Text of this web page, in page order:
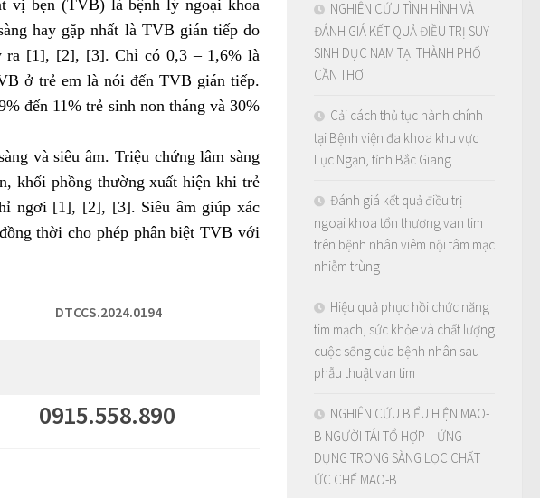
vị bẹn (TVB) là bệnh lý ngoại khoa
hay gặp nhất là TVB gián tiếp do
ra [1], [2], [3]. Chỉ có 0,3 – 1,6% là
ở trẻ em là nói đến TVB gián tiếp.
đến 11% trẻ sinh non tháng và 30%
và siêu âm. Triệu chứng lâm sàng
khối phồng thường xuất hiện khi trẻ
ngơi [1], [2], [3]. Siêu âm giúp xác
thời cho phép phân biệt TVB với
DTCCS.2024.0194
0915.558.890
NGHIÊN CỨU TÌNH HÌNH VÀ
ĐÁNH GIÁ KẾT QUẢ ĐIỀU TRỊ SUY
SINH DỤC NAM TẠI THÀNH PHỐ
CẦN THƠ
Cải cách thủ tục hành chính
tại Bệnh viện đa khoa khu vực
Lục Ngạn, tỉnh Bắc Giang
Đánh giá kết quả điều trị
ngoại khoa tổn thương van tim
trên bệnh nhân viêm nội tâm mạc
nhiễm trùng
Hiệu quả phục hồi chức năng
tim mạch, sức khỏe và chất lượng
cuộc sống của bệnh nhân sau
phẫu thuật van tim
NGHIÊN CỨU BIỂU HIỆN MAO-
B NGƯỜI TÁI TỔ HỢP – ỨNG
DỤNG TRONG SÀNG LỌC CHẤT
ỨC CHẾ MAO-B